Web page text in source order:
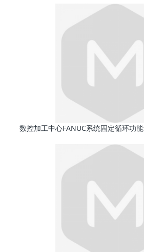
数控加工中心FANUC系统固定循环功能